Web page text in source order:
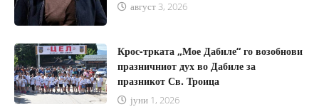
август 3, 2026
Крос-трката „Мое Дабиле“ го возобнови
празничниот дух во Дабиле за
празникот Св. Троица
јуни 1, 2026